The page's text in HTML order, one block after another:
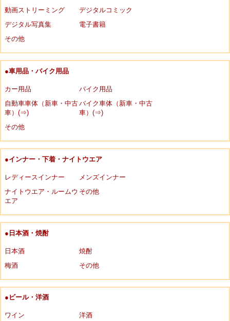
動画ストリーミング
デジタルコミック
デジタル写真集
電子書籍
その他
●車用品・バイク用品
カー用品
バイク用品
自動車車体（新車・中古
車）(⇒)
バイク車体（新車・中古
車）(⇒)
その他
●インナー・下着・ナイトウエア
レディースインナー
メンズインナー
ナイトウエア・ルームウ
エア
その他
●日本酒・焼酎
日本酒
焼酎
梅酒
その他
●ビール・洋酒
ワイン
洋酒